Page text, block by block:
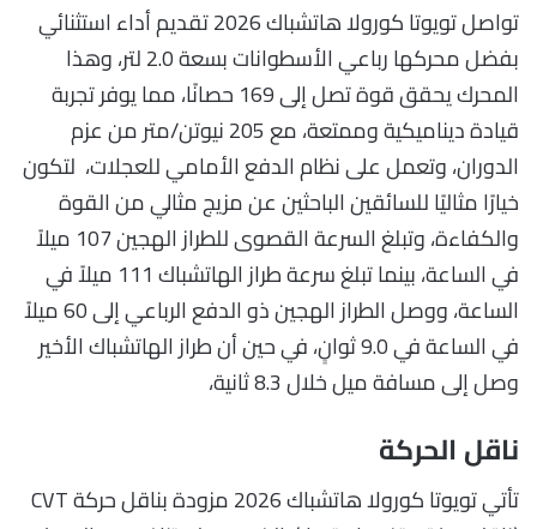
تواصل تويوتا كورولا هاتشباك 2026 تقديم أداء استثنائي
بفضل محركها رباعي الأسطوانات بسعة 2.0 لتر، وهذا
المحرك يحقق قوة تصل إلى 169 حصانًا، مما يوفر تجربة
قيادة ديناميكية وممتعة، مع 205 نيوتن/متر من عزم
الدوران، وتعمل على نظام الدفع الأمامي للعجلات، لتكون
خيارًا مثاليًا للسائقين الباحثين عن مزيج مثالي من القوة
والكفاءة، وتبلغ السرعة القصوى للطراز الهجين 107 ميلاً
في الساعة، بينما تبلغ سرعة طراز الهاتشباك 111 ميلاً في
الساعة، ووصل الطراز الهجين ذو الدفع الرباعي إلى 60 ميلاً
في الساعة في 9.0 ثوانٍ، في حين أن طراز الهاتشباك الأخير
وصل إلى مسافة ميل خلال 8.3 ثانية،
ناقل الحركة
تأتي تويوتا كورولا هاتشباك 2026 مزودة بناقل حركة CVT